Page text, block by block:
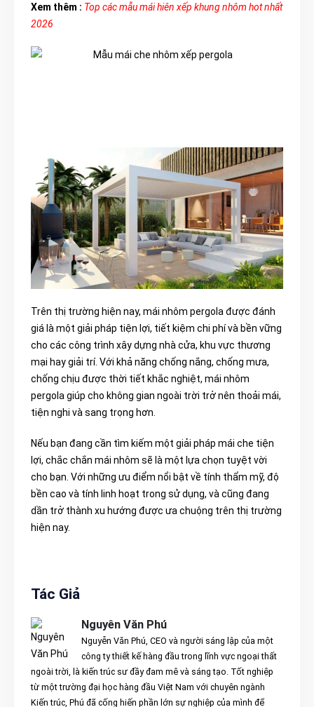
Xem thêm : Top các mẫu mái hiên xếp khung nhôm hot nhất
2026
Trên thị trường hiện nay, mái nhôm pergola được đánh
giá là một giải pháp tiện lợi, tiết kiệm chi phí và bền vững
cho các công trình xây dựng nhà cửa, khu vực thương
mại hay giải trí. Với khả năng chống nắng, chống mưa,
chống chịu được thời tiết khắc nghiệt, mái nhôm
pergola giúp cho không gian ngoài trời trở nên thoải mái,
tiện nghi và sang trọng hơn.
Nếu bạn đang cần tìm kiếm một giải pháp mái che tiện
lợi, chắc chắn mái nhôm sẽ là một lựa chọn tuyệt vời
cho bạn. Với những ưu điểm nổi bật về tính thẩm mỹ, độ
bền cao và tính linh hoạt trong sử dụng, và cũng đang
dần trở thành xu hướng được ưa chuộng trên thị trường
hiện nay.
Tác Giả
Nguyên Văn Phú
Nguyễn Văn Phú, CEO và người sáng lập của một
công ty thiết kế hàng đầu trong lĩnh vực ngoại thất
ngoài trời, là kiến trúc sư đầy đam mê và sáng tạo. Tốt nghiệp
từ một trường đại học hàng đầu Việt Nam với chuyên ngành
Kiến trúc, Phú đã cống hiến phần lớn sự nghiệp của mình để